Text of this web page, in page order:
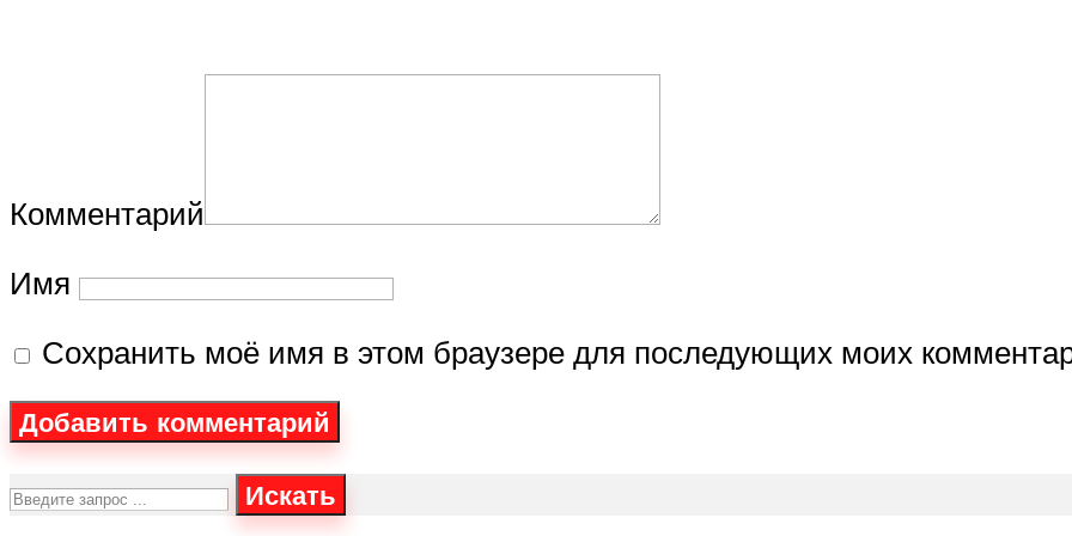
Комментарий
Имя
Сохранить моё имя в этом браузере для последующих моих
Искать